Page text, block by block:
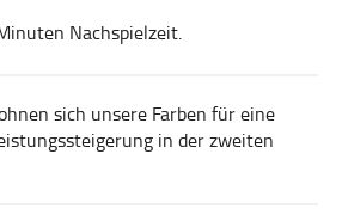
Nachspielzeit.
sich unsere Farben für eine
in der zweiten